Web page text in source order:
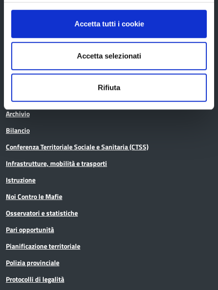
Accetta tutti i cookie
Accetta selezionati
Rifiuta
Avvisi pubblici
In scadenza
Aree tematiche
Archivio
Bilancio
Conferenza Territoriale Sociale e Sanitaria (CTSS)
Infrastrutture, mobilità e trasporti
Istruzione
Noi Contro le Mafie
Osservatori e statistiche
Pari opportunità
Pianificazione territoriale
Polizia provinciale
Protocolli di legalità